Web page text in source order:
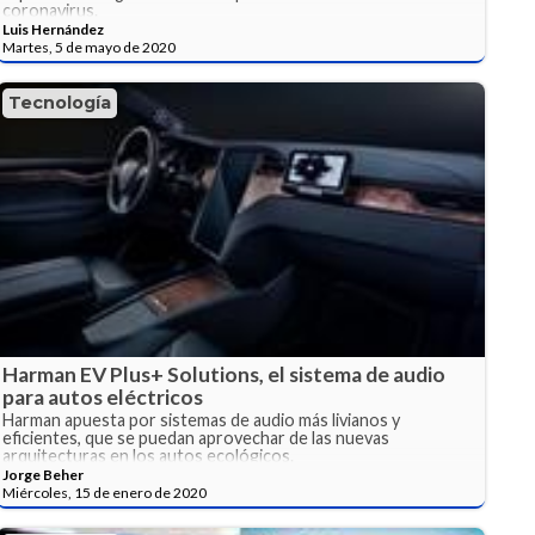
coronavirus.
Luis Hernández
Martes, 5 de mayo de 2020
Tecnología
Harman EV Plus+ Solutions, el sistema de audio
para autos eléctricos
Harman apuesta por sistemas de audio más livianos y
eficientes, que se puedan aprovechar de las nuevas
arquitecturas en los autos ecológicos.
Jorge Beher
Miércoles, 15 de enero de 2020